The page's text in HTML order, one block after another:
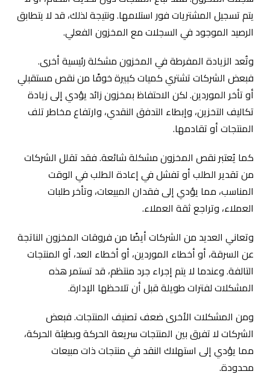
يتم تسجيل المشتريات فور استلامها. ونتيجة لذلك، قد لا يتطابق
الرصيد الموجود في السجلات مع المخزون الفعلي.
وتُعد الزيادة المفرطة في المخزون مشكلة رئيسية أخرى.
فبعض الشركات تشتري كميات كبيرة خوفًا من نقص مستقبلي
أو تأخر الموردين. لكن الاحتفاظ بمخزون زائد يؤدي إلى زيادة
تكاليف التخزين، وإبطاء التدفق النقدي، وارتفاع مخاطر تلف
المنتجات أو تقادمها.
كما يُعتبر نقص المخزون مشكلة شائعة. فقد تقلل الشركات
من تقدير الطلب أو تفشل في إعادة الطلب في الوقت
المناسب، مما يؤدي إلى فقدان المبيعات، وتأخر طلبات
العملاء، وتراجع ثقة العملاء.
وتعاني العديد من الشركات أيضًا من فروقات المخزون الناتجة
عن السرقة، أو أخطاء الموردين، أو أخطاء العد، أو المنتجات
التالفة. وعندما لا يتم إجراء جرد منتظم، قد تستمر هذه
المشكلات لفترات طويلة قبل أن تلاحظها الإدارة.
ومن المشكلات الأخرى ضعف تصنيف المنتجات. فبعض
الشركات لا تفرق بين المنتجات سريعة الحركة وبطيئة الحركة،
مما يؤدي إلى استهلاك النقد في منتجات ذات مبيعات
محدودة.